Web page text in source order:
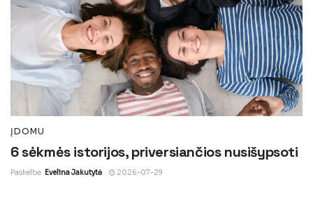
ĮDOMU
6 sėkmės istorijos, priversiančios nusišypsoti
Paskelbė Evelina Jakutytė 2026-07-29